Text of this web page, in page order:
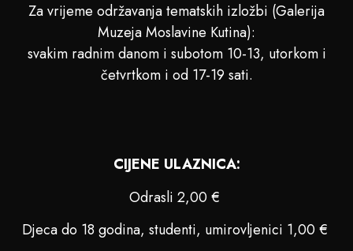
Za vrijeme održavanja tematskih izložbi (Galerija
Muzeja Moslavine Kutina):
svakim radnim danom i subotom 10-13, utorkom i
četvrtkom i od 17-19 sati.
CIJENE ULAZNICA:
Odrasli 2,00 €
Djeca do 18 godina, studenti, umirovljenici 1,00 €